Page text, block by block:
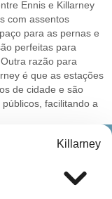
Ennis e Killarney
com assentos
para as pernas e
perfeitas para
razão para
é que as estações
de cidade e são
facilitando a
Killarney